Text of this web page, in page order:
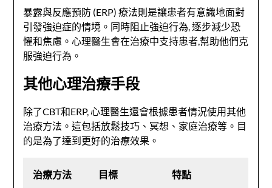
暴露與反應預防 (ERP) 療法則是讓患者有意識地面對
引發強迫症的情境。同時阻止強迫行為, 逐步減少恐
懼和焦慮。心理醫生會在治療中支持患者,幫助他們克
服強迫行為。
其他心理治療手段
除了CBT和ERP, 心理醫生還會根據患者情況使用其他
治療方法。這包括放鬆技巧、冥想、家庭治療等。目
的是為了達到更好的治療效果。
治療方法 目標 特點